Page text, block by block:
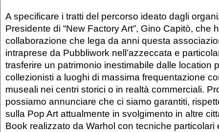
A specificare i tratti del percorso ideato dagli
Presidente di “New Factory Art”, Gino Capitò, che
collaborazione che lega da anni questa
intraprese da Pubbliwork nell’azzeccata e
trasferire un patrimonio inestimabile dalle location
collezionisti a luoghi di massima frequentazione
museali nei centri storici o in realtà commerciali.
possiamo annunciare che ci siamo garantiti,
sulla Pop Art attualmente in svolgimento in altre
Book realizzato da Warhol con tecniche particolari